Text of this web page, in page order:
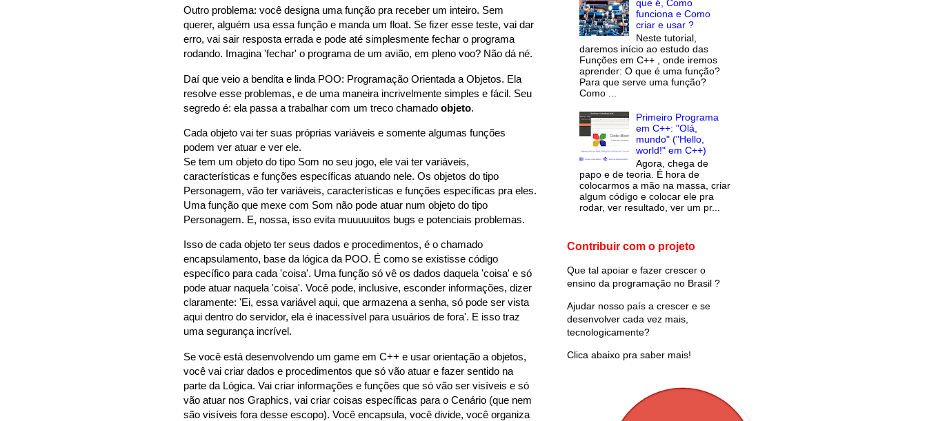
Outro problema: você designa uma função pra receber um inteiro. Sem
querer, alguém usa essa função e manda um float. Se fizer esse teste, vai dar
erro, vai sair resposta errada e pode até simplesmente fechar o programa
rodando. Imagina 'fechar' o programa de um avião, em pleno voo? Não dá né.
Daí que veio a bendita e linda POO: Programação Orientada a Objetos. Ela
resolve esse problemas, e de uma maneira incrivelmente simples e fácil. Seu
segredo é: ela passa a trabalhar com um treco chamado objeto.
Cada objeto vai ter suas próprias variáveis e somente algumas funções
podem ver atuar e ver ele.
Se tem um objeto do tipo Som no seu jogo, ele vai ter variáveis,
características e funções específicas atuando nele. Os objetos do tipo
Personagem, vão ter variáveis, características e funções específicas pra eles.
Uma função que mexe com Som não pode atuar num objeto do tipo
Personagem. E, nossa, isso evita muuuuuitos bugs e potenciais problemas.
Isso de cada objeto ter seus dados e procedimentos, é o chamado
encapsulamento, base da lógica da POO. É como se existisse código
específico para cada 'coisa'. Uma função só vê os dados daquela 'coisa' e só
pode atuar naquela 'coisa'. Você pode, inclusive, esconder informações, dizer
claramente: 'Ei, essa variável aqui, que armazena a senha, só pode ser vista
aqui dentro do servidor, ela é inacessível para usuários de fora'. E isso traz
uma segurança incrível.
Se você está desenvolvendo um game em C++ e usar orientação a objetos,
você vai criar dados e procedimentos que só vão atuar e fazer sentido na
parte da Lógica. Vai criar informações e funções que só vão ser visíveis e só
vão atuar nos Graphics, vai criar coisas específicas para o Cenário (que nem
são visíveis fora desse escopo). Você encapsula, você divide, você organiza
que é, Como
funciona e Como
criar e usar ?
Neste tutorial,
daremos início ao estudo das
Funções em C++ , onde iremos
aprender: O que é uma função?
Para que serve uma função?
Como ...
Primeiro Programa
em C++: "Olá,
mundo" ("Hello,
world!" em C++)
Agora, chega de
papo e de teoria. É hora de
colocarmos a mão na massa, criar
algum código e colocar ele pra
rodar, ver resultado, ver um pr...
Contribuir com o projeto
Que tal apoiar e fazer crescer o
ensino da programação no Brasil ?
Ajudar nosso país a crescer e se
desenvolver cada vez mais,
tecnologicamente?
Clica abaixo pra saber mais!